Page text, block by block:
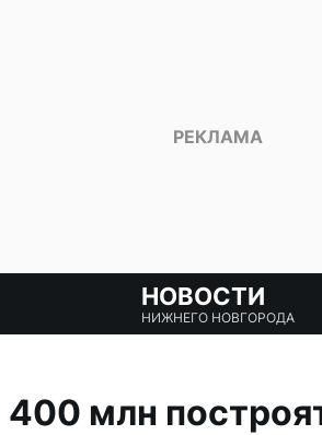
НОВОСТИ
НИЖНЕГО НОВГОРОДА
млн